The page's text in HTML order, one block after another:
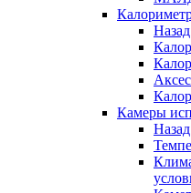
Назад
Камеры
Назад